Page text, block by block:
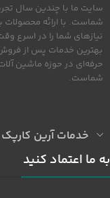
سایت ما با چندین سال
شماست. با ارائه
نیازهای شما را در اسرع
بهترین خدمات پس از فروش
حرفه‌ای در حوزه ماشین
شماست.
خدمات آرین کارپک
به ما اعتماد کنید